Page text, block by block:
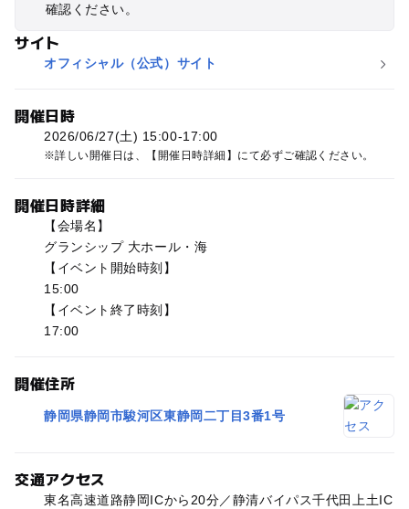
確認ください。
サイト
オフィシャル（公式）サイト
開催日時
2026/06/27(土) 15:00-17:00
詳しい開催日は、【開催日時詳細】にて必ずご確認ください。
開催日時詳細
【会場名】
グランシップ 大ホール・海
【イベント開始時刻】
15:00
【イベント終了時刻】
17:00
開催住所
静岡県静岡市駿河区東静岡二丁目3番1号
交通アクセス
東名高速道路静岡ICから20分／静清バイパス千代田上土IC